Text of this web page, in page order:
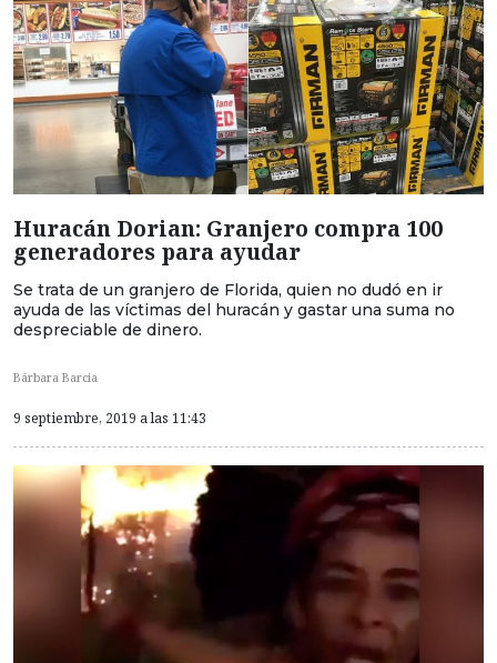
Huracán Dorian: Granjero compra 100
generadores para ayudar
Se trata de un granjero de Florida, quien no dudó en ir
ayuda de las víctimas del huracán y gastar una suma no
despreciable de dinero.
Bárbara Barcia
9 septiembre, 2019 a las 11:43